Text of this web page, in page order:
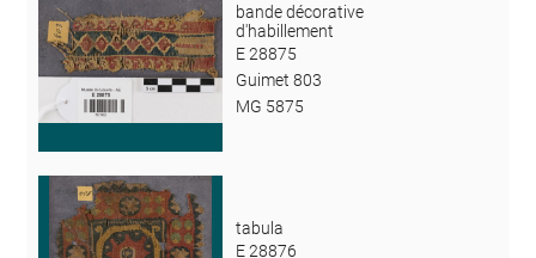
bande décorative
d'habillement
E 28875
Guimet 803
MG 5875
tabula
E 28876